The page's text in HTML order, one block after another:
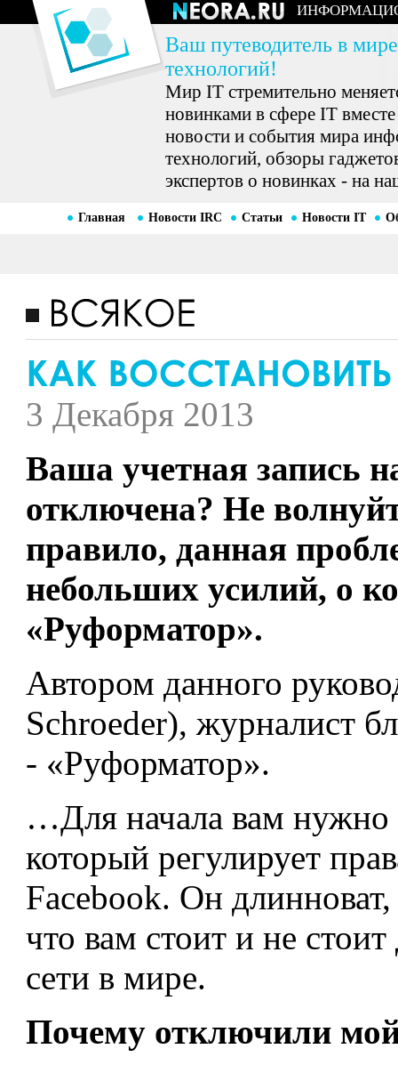
Ваш путеводитель в
технологий!
Мир IT стремительно
новинками в сфере IT
новости и события мира
технологий, обзоры
экспертов о новинках - на
Главная Новости IRC Статьи Новости IT
3 Декабря 2013
Ваша учетная запись
отключена? Не
правило, данная
небольших усилий, о
«Руформатор».
Автором данного
Schroeder), журналист
- «Руформатор».
…Для начала вам нужно
который регулирует
Facebook. Он
что вам стоит и не
сети в мире.
Почему отключили